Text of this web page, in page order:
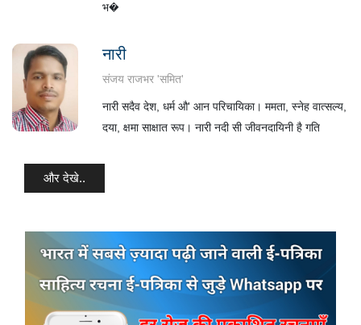
भ�
नारी
संजय राजभर 'समित'
नारी सदैव देश, धर्म औ' आन परिचायिका। ममता, स्नेह वात्सल्य,
दया, क्षमा साक्षात रूप। नारी नदी सी जीवनदायिनी है गति
और देखे..